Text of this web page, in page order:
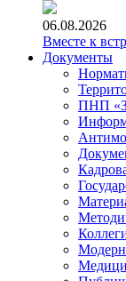
06.08.2026
Вместе к
Документы
ПНП